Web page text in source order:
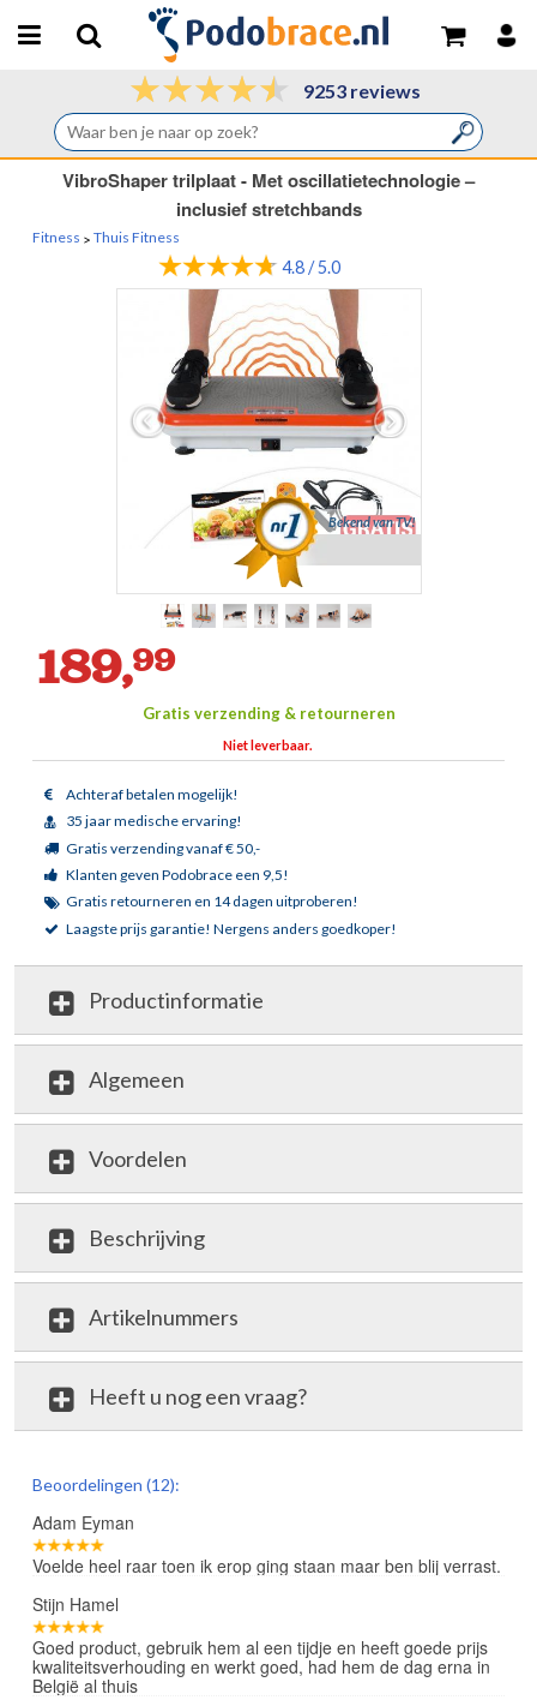
9253 reviews
VibroShaper trilplaat - Met oscillatietechnologie –
inclusief stretchbands
Fitness > Thuis Fitness
4.8 / 5.0
Bekend van TV!
189,99
Gratis verzending & retourneren
Niet leverbaar.
Achteraf betalen mogelijk!
35 jaar medische ervaring!
Gratis verzending vanaf € 50,-
Klanten geven Podobrace een 9,5!
Gratis retourneren en 14 dagen uitproberen!
Laagste prijs garantie! Nergens anders goedkoper!
Productinformatie
Algemeen
Voordelen
Beschrijving
Artikelnummers
Heeft u nog een vraag?
Beoordelingen (12):
Adam Eyman
Voelde heel raar toen ik erop ging staan maar ben blij verrast.
Stijn Hamel
Goed product, gebruik hem al een tijdje en heeft goede prijs
kwaliteitsverhouding en werkt goed, had hem de dag erna in
België al thuis